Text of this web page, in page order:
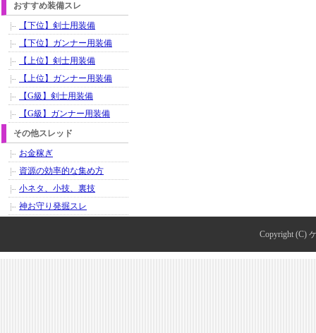
おすすめ装備スレ
【下位】剣士用装備
【下位】ガンナー用装備
【上位】剣士用装備
【上位】ガンナー用装備
【G級】剣士用装備
【G級】ガンナー用装備
その他スレッド
お金稼ぎ
資源の効率的な集め方
小ネタ、小技、裏技
神お守り発掘スレ
Copyright (C)